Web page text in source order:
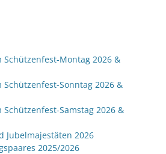
Schützenfest-Montag 2026 &
Schützenfest-Sonntag 2026 &
Samstag 2026 &
Jubelmajestäten 2026
2025/2026